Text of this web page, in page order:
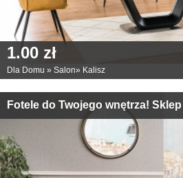
1.00 zł
Dla Domu » Salon» Kalisz
Fotele do Twojego wnętrza!